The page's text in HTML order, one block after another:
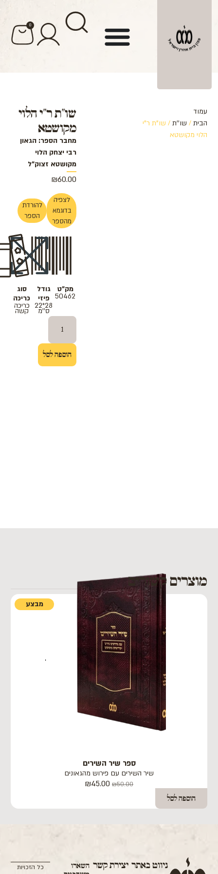
0
עמוד
הבית / שו''ת / שו"ת ר"י
הלוי מקושטא
שו"ת ר"י הלוי
מקושטא
מחבר הספר: הגאון
רבי יצחק הלוי
מקושטא זצוק"ל
₪60.00
לצפיה
בדוגמא
מהספר
להורדת
הספר
מק"ט
50462
גודל
פיזי
28*22
ס''מ
סוג
כריכה
כריכה
קשה
הוספה לסל
ספר שיר השירים
שיר השירים עם פירוש מהגאונים
₪50.00
₪45.00
הוספה לסל
מבצע
מוצרים קשורים
ניווט באתר יצירת קשר השארו
כל הזכויות